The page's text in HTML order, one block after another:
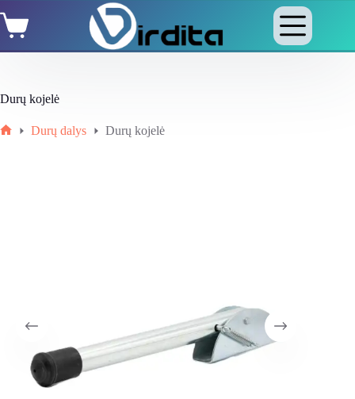
to
content
Shopping
cart
Durų kojelė
Durų dalys Durų kojelė